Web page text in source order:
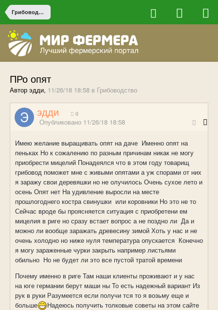
Грибоводство
ПРо опят
Автор эдди, 11/26/18 18:58 в Грибоводство
эдди 0
Опубликовано 11/26/18 18:58
Имею желание выращивать опят на даче Именно опят на
пеньках Но к сожалению по разным причинам никак не могу
приобрести мицелий Понадеялся что в этом году товарищ
грибовод поможет мне с живыми опятами а уж спорами от них
я заражу свои деревяшки но не олучилось Очень сухое лето и
осень Опят нет На удивление выросли на месте
прошлогоднего костра свинушки или коровники Но это не то
Сейчас вроде бы проясняется ситуация с приобретени ем
мицелия в риге но сразу встает вопрос а не поздно ли Да и
можно ли вообще заражать древесину зимой Хоть у нас и не
очень холодно но ниже нуля температура опускается Конечно
я могу зараженные чурки закрыть например листьями
обильно Но не будет ли это все пустой тратой времени
Почему именно в риге Там наши клиенты проживают и у нас
на юге германии берут маши ны То есть надежный вариант Из
рук в руки Разумеется если получи тся то я возьму еще и
больше
Надеюсь получить толковые советы на этом сайте